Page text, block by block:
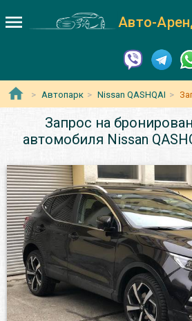
Авто-
Автопарк Nissan QASHQAI
Запрос на
автомобиля Nissan